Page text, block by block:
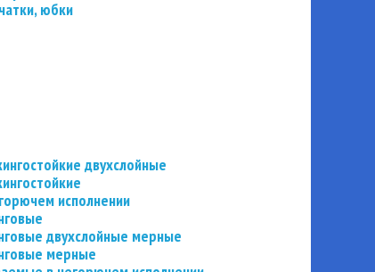
юбки
двухслойные
исполнении
двухслойные мерные
мерные